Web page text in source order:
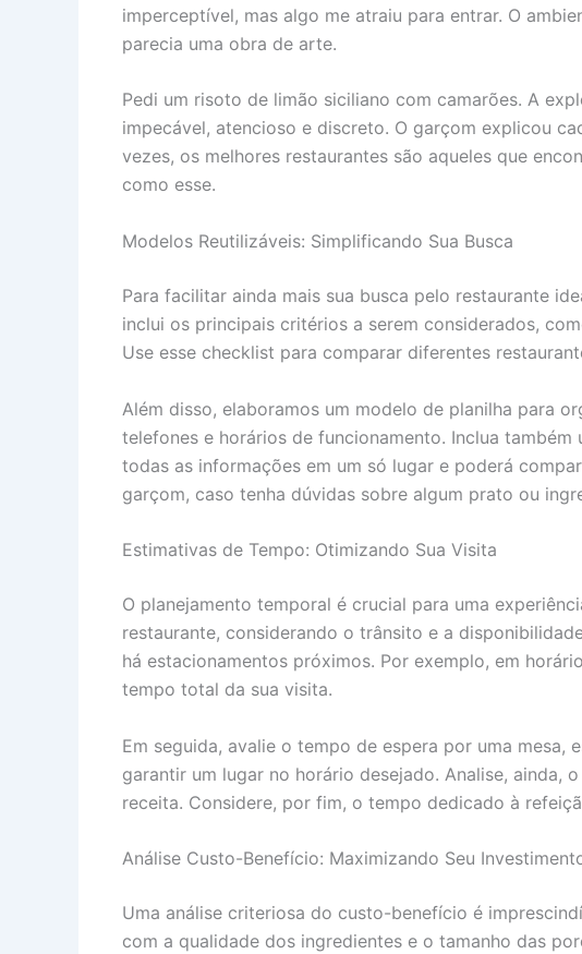
imperceptível, mas algo me atraiu para entrar. O
parecia uma obra de arte.
Pedi um risoto de limão siciliano com camarões. A
impecável, atencioso e discreto. O garçom explicou
vezes, os melhores restaurantes são aqueles que
como esse.
Modelos Reutilizáveis: Simplificando Sua Busca
Para facilitar ainda mais sua busca pelo restaurante
inclui os principais critérios a serem considerados,
Use esse checklist para comparar diferentes
Além disso, elaboramos um modelo de planilha para
telefones e horários de funcionamento. Inclua
todas as informações em um só lugar e poderá
garçom, caso tenha dúvidas sobre algum prato ou
Estimativas de Tempo: Otimizando Sua Visita
O planejamento temporal é crucial para uma
restaurante, considerando o trânsito e a
há estacionamentos próximos. Por exemplo, em
tempo total da sua visita.
Em seguida, avalie o tempo de espera por uma
garantir um lugar no horário desejado. Analise,
receita. Considere, por fim, o tempo dedicado à
Análise Custo-Benefício: Maximizando Seu
Uma análise criteriosa do custo-benefício é
com a qualidade dos ingredientes e o tamanho das